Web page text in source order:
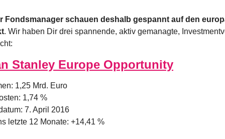
Fondsmanager schauen deshalb gespannt auf den
. Wir haben Dir drei spannende, aktiv gemanagte,
Stanley Europe Opportunity
1,25 Mrd. Euro
1,74 %
7. April 2016
letzte 12 Monate: +14,41 %